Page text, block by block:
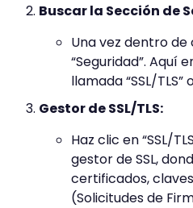
Buscar la Sección de
Una vez dentro de
“Seguridad”. Aquí
llamada “SSL/TLS”
Gestor de SSL/TLS:
Haz clic en “SSL/
gestor de SSL,
certificados,
(Solicitudes de